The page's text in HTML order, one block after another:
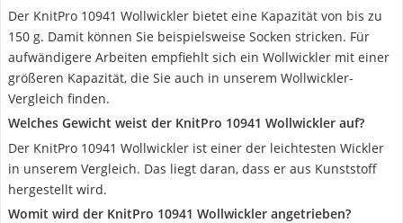
Der KnitPro 10941 Wollwickler bietet eine Kapazität von bis zu
150 g. Damit können Sie beispielsweise Socken stricken. Für
aufwändigere Arbeiten empfiehlt sich ein Wollwickler mit einer
größeren Kapazität, die Sie auch in unserem Wollwickler-
Vergleich finden.
Welches Gewicht weist der KnitPro 10941 Wollwickler auf?
Der KnitPro 10941 Wollwickler ist einer der leichtesten Wickler
in unserem Vergleich. Das liegt daran, dass er aus Kunststoff
hergestellt wird.
Womit wird der KnitPro 10941 Wollwickler angetrieben?